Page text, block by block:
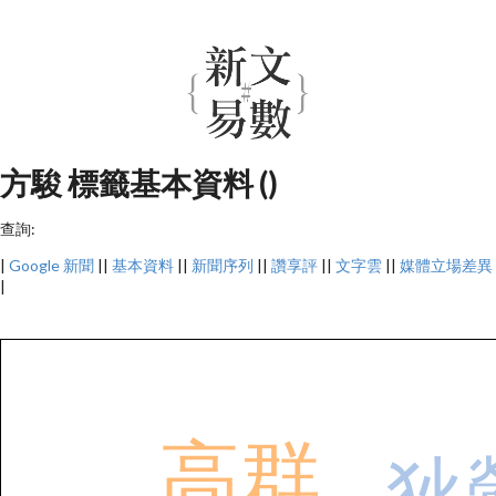
方駿 標籤基本資料 ()
查詢:
| Google 新聞 || 基本資料 || 新聞序列 || 讚享評 || 文字雲 || 媒體立場差異
|